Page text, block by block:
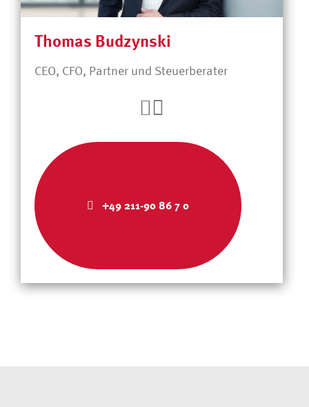
Thomas Budzynski
CEO, CFO, Partner und Steuerberater
+49 211-90 86 7 0